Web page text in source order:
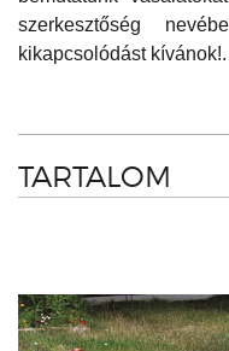
szerkesztőség
kikapcsolódást kívánok!.
TARTALOM